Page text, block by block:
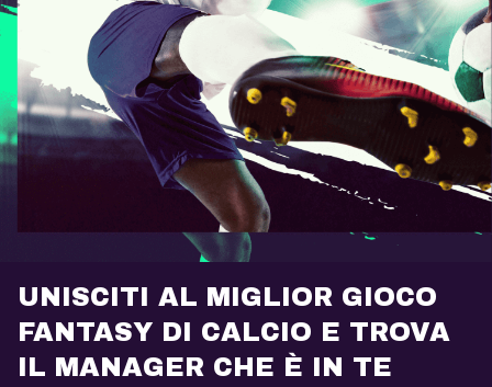
UNISCITI AL MIGLIOR GIOCO
FANTASY DI CALCIO E TROVA
IL MANAGER CHE È IN TE